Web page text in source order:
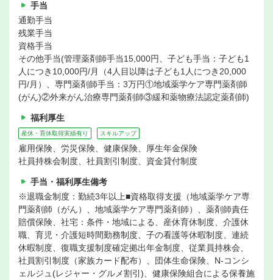
手当
通勤手当
残業手当
資格手当
その他手当(管理薬剤師手当15,000円、子ども手当：子ども1
人につき10,000円/月（4人目以降は子ども1人につき20,000
円/月）、専門薬剤師手当：3万円①地域薬学ケア専門薬剤師
(がん)②外来がん治療専門薬剤師③緩和薬物療法認定薬剤師)
福利厚生
産休・育休取得実績有り スキルアップ
雇用保険、労災保険、健康保険、厚生年金保険
社員持株会制度、社員割引制度、資金貸付制度
手当・福利厚生備考
※退職金制度：勤続3年以上■資格取得支援（地域薬学ケア専
門薬剤師（がん）、地域薬学ケア専門薬剤師）、薬剤師責任
賠償保険、社宅：条件・地域による、産休育休制度、介護休
職、育児・介護短時間勤務制度、子の看護等休暇制度、連続
休暇制度、復職支援制度確定拠出年金制度、従業員持株会、
社員割引制度（家族カード配布）、団体生命保険、N-コンシ
ェルジュ(レジャー・グルメ割引)、健康保険組合による保養施